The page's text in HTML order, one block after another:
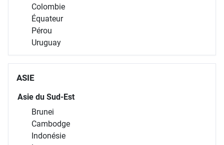
Colombie
Équateur
Pérou
Uruguay
ASIE
Asie du Sud-Est
Brunei
Cambodge
Indonésie